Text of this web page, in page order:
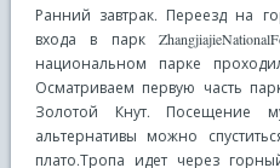
Ранний завтрак. Переезд на
входа в парк
национальном парке
Осматриваем первую часть
Золотой Кнут. Посещение
альтернативы можно
плато.Тропа идет через